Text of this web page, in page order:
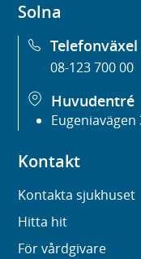
Solna
Telefonväxel
08-123 700 00
Huvudentré
Eugeniavägen
Kontakt
Kontakta sjukhuset
Hitta hit
För vårdgivare